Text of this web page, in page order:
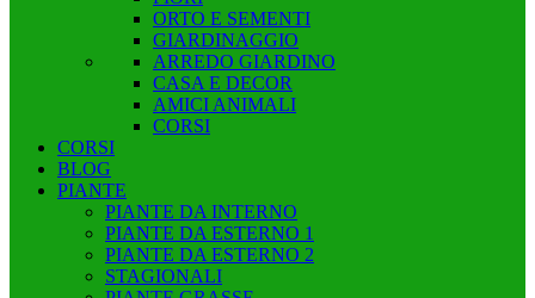
ORTO E SEMENTI
GIARDINAGGIO
ARREDO GIARDINO
CASA E DECOR
AMICI ANIMALI
CORSI
CORSI
BLOG
PIANTE
PIANTE DA INTERNO
PIANTE DA ESTERNO 1
PIANTE DA ESTERNO 2
STAGIONALI